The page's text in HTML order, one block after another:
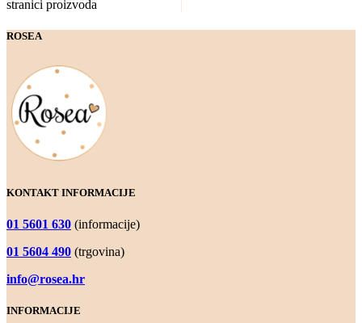
stranici proizvoda
ROSEA
KONTAKT INFORMACIJE
01 5601 630 (informacije)
01 5604 490 (trgovina)
info@rosea.hr
INFORMACIJE